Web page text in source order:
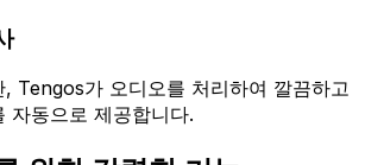
Tengos가 오디오를 처리하여 깔끔하고
자동으로 제공합니다.